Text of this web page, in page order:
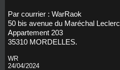
Par courrier : WarRaok
50 bis avenue du Maréchal Leclerc
Appartement 203
35310 MORDELLES.
WR
24/04/2024